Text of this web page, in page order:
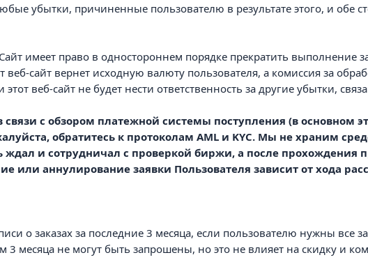
убытки, причиненные пользователю в результате этого, и обе
имеет право в одностороннем порядке прекратить выполнение
сайт вернет исходную валюту пользователя, а комиссия за
этот веб-сайт не будет нести ответственность за другие убытки,
с обзором платежной системы поступления (в основном
обратитесь к протоколам AML и KYC. Мы не храним
ждал и сотрудничал с проверкой биржи, а после прохождения
или аннулирование заявки Пользователя зависит от хода
о заказах за последние 3 месяца, если пользователю нужны все
3 месяца не могут быть запрошены, но это не влияет на скидку и